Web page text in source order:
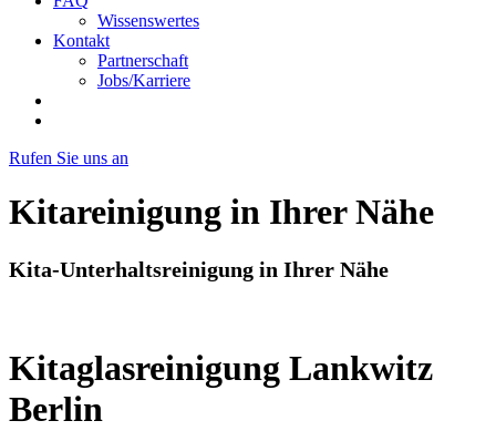
Wissenswertes
Kontakt
Partnerschaft
Jobs/Karriere
Rufen Sie uns an
Kitareinigung in Ihrer Nähe
Kita-Unterhaltsreinigung in Ihrer Nähe
Kitaglasreinigung Lankwitz
Berlin